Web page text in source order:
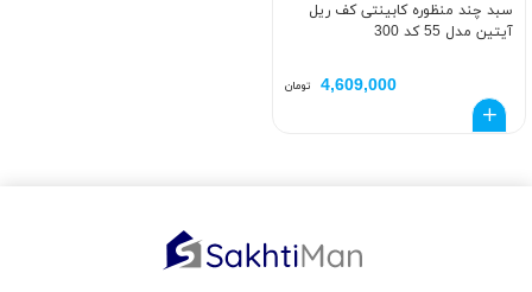
سبد چند منظوره کابینتی کف ریل
آیتین مدل 55 کد 300
4,609,000 تومان